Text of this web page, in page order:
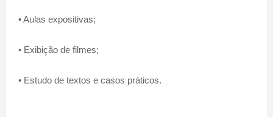
• Aulas expositivas;
• Exibição de filmes;
• Estudo de textos e casos práticos.